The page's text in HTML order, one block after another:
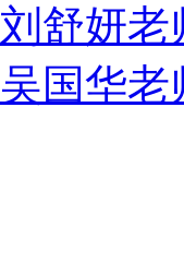
刘舒妍老
吴国华老